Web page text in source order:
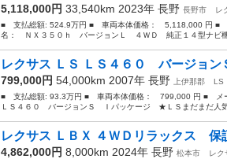
5,118,000円 33,540km 2023年 長野 長野市
レ
■ 支払総額: 524.9万円 ■ 車両本体価格： 5,118,000 円
名： ＮＸ３５０ｈ バージョンＬ ４ＷＤ 純正１４型ナビ機
レクサス ＬＳ ＬＳ４６０ バージョ
799,000円 54,000km 2007年 長野 上伊那郡
LS
■ 支払総額: 93.3万円 ■ 車両本体価格： 799,000 円 ■
ＬＳ４６０ バージョンＳ Ｉパッケージ ★ＬＳまだまだ人
レクサス ＬＢＸ ４ＷＤリラックス 保
4,862,000円 8,000km 2024年 長野 松本市
レク